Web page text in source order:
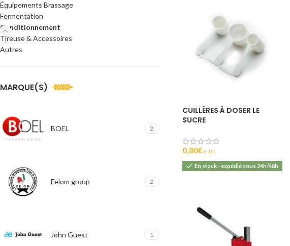
Équipements Brassage
Fermentation
Conditionnement
Tireuse & Accessoires
Autres
MARQUE(S)
BOEL 2
Felom group 2
John Guest 1
CUILLÈRES À DOSER LE
SUCRE
0,80€(T.T.C).
En stock - expédié sous 24h/48h